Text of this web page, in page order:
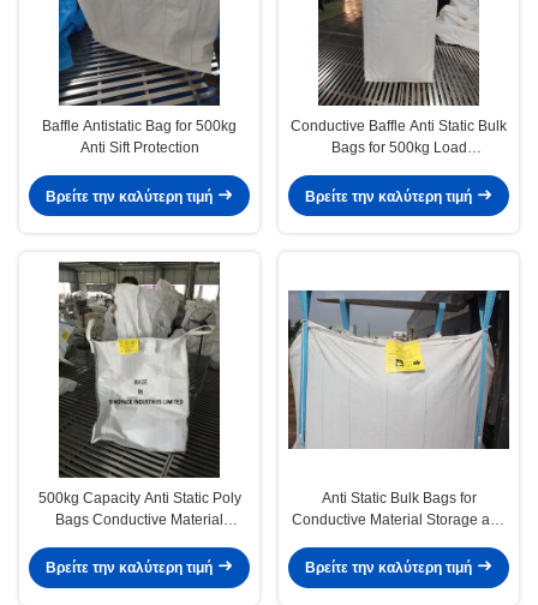
Baffle Antistatic Bag for 500kg
Anti Sift Protection
Βρείτε την καλύτερη τιμή
Conductive Baffle Anti Static Bulk
Bags for 500kg Load
Βρείτε την καλύτερη τιμή
500kg Capacity Anti Static Poly
Bags Conductive Material
Βρείτε την καλύτερη τιμή
Anti Static Bulk Bags for
Conductive Material Storage and
Βρείτε την καλύτερη τιμή